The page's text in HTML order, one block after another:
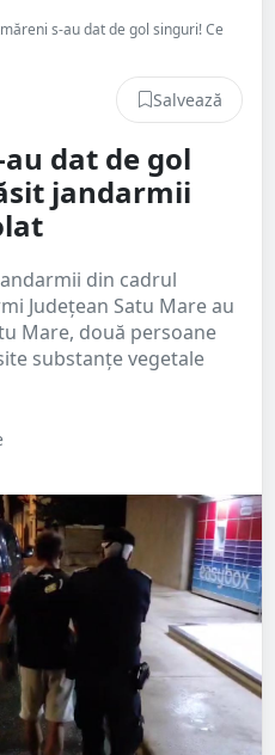
s-au dat de gol singuri! Ce
Salvează
dat de gol
jandarmii
din cadrul
Județean Satu Mare au
Mare, două persoane
substanțe vegetale